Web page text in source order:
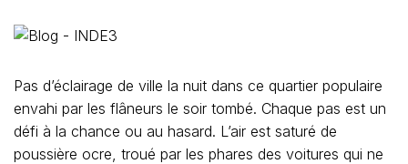
Pas d’éclairage de ville la nuit dans ce quartier populaire
envahi par les flâneurs le soir tombé. Chaque pas est un
défi à la chance ou au hasard. L’air est saturé de
poussière ocre, troué par les phares des voitures qui ne